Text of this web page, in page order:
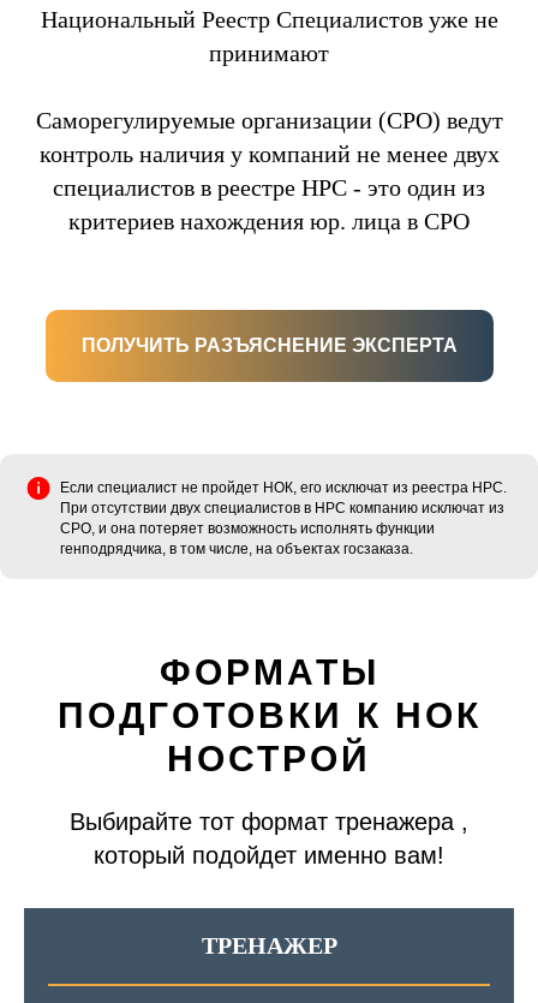
Национальный Реестр Специалистов уже не
принимают
Саморегулируемые организации (СРО) ведут
контроль наличия у компаний не менее двух
специалистов в реестре НРС - это один из
критериев нахождения юр. лица в СРО
ПОЛУЧИТЬ РАЗЪЯСНЕНИЕ ЭКСПЕРТА
Если специалист не пройдет НОК, его исключат из реестра НРС.
При отсутствии двух специалистов в НРС компанию исключат из
СРО, и она потеряет возможность исполнять функции
генподрядчика, в том числе, на объектах госзаказа.
ФОРМАТЫ
ПОДГОТОВКИ К НОК
НОСТРОЙ
Выбирайте тот формат тренажера ,
который подойдет именно вам!
ТРЕНАЖЕР